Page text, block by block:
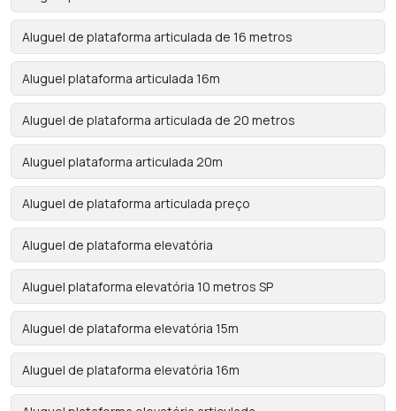
Aluguel de plataforma articulada de 16 metros
Aluguel plataforma articulada 16m
Aluguel de plataforma articulada de 20 metros
Aluguel plataforma articulada 20m
Aluguel de plataforma articulada preço
Aluguel de plataforma elevatória
Aluguel plataforma elevatória 10 metros SP
Aluguel de plataforma elevatória 15m
Aluguel de plataforma elevatória 16m